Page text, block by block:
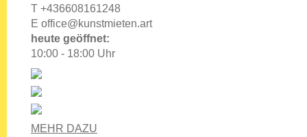
T +436608161248
E office@kunstmieten.art
heute geöffnet:
10:00 - 18:00 Uhr
MEHR DAZU